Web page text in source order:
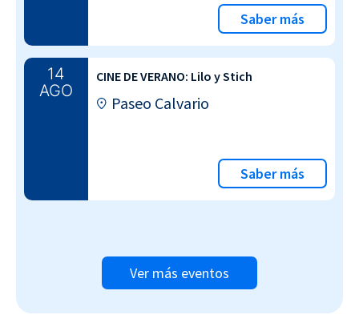
Saber más
14
AGO
CINE DE VERANO: Lilo y Stich
Paseo Calvario
Saber más
Ver más eventos